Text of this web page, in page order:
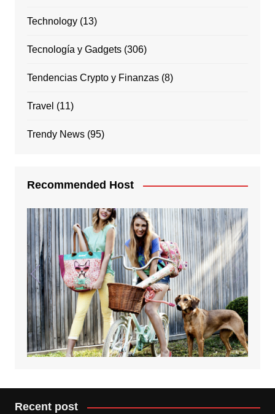
Technology(13)
Tecnología y Gadgets(306)
Tendencias Crypto y Finanzas(8)
Travel (11)
Trendy News(95)
Recommended Host
Recent post